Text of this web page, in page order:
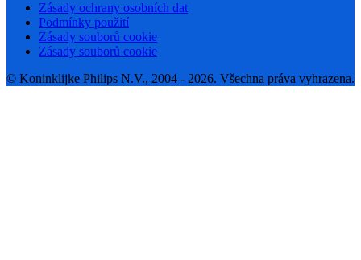
Zásady ochrany osobních dat
Podmínky použití
Zásady souborů cookie
Zásady souborů cookie
© Koninklijke Philips N.V., 2004 - 2026. Všechna práva vyhrazena.